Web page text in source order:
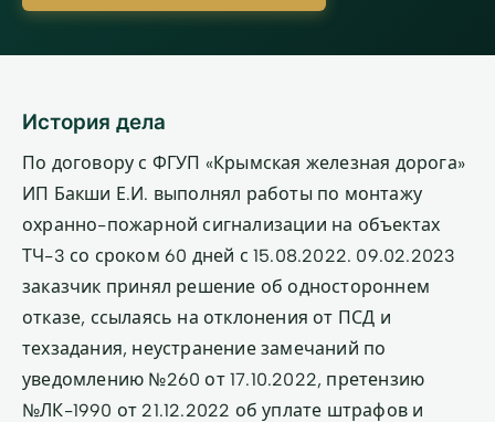
История дела
По договору с ФГУП «Крымская железная дорога»
ИП Бакши Е.И. выполнял работы по монтажу
охранно-пожарной сигнализации на объектах
ТЧ-3 со сроком 60 дней с 15.08.2022. 09.02.2023
заказчик принял решение об одностороннем
отказе, ссылаясь на отклонения от ПСД и
техзадания, неустранение замечаний по
уведомлению №260 от 17.10.2022, претензию
№ЛК-1990 от 21.12.2022 об уплате штрафов и